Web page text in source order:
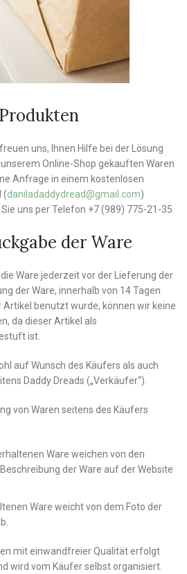
uns, Ihnen Hilfe bei der Lösung
Online-Shop gekauften Waren
Anfrage in einem kostenlosen
(daniladaddydread@gmail.com)
uns per Telefon +7 (989) 775-21-35.
der Ware
Ware jederzeit vor der Lieferung der
der Ware, innerhalb von 14 Tagen
Artikel benutzt wurde, können wir keine
da dieser Artikel als
ist.
auf Wunsch des Käufers als auch
Daddy Dreads („Verkäufer“).
von Waren seitens des Käufers
Ware weichen von den
der Ware auf der Website
Ware weicht von dem Foto der
mit einwandfreier Qualität erfolgt
wird vom Käufer selbst organisiert.